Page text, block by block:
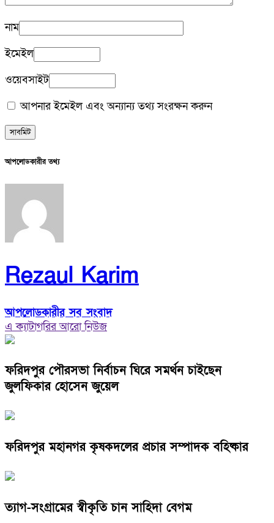
নাম
ইমেইল
ওয়েবসাইট
আপনার ইমেইল এবং অন্যান্য তথ্য সংরক্ষন করুন
আপলোডকারীর তথ্য
Rezaul Karim
আপলোডকারীর সব সংবাদ
এ ক্যাটাগরির আরো নিউজ
ফরিদপুর পৌরসভা নির্বাচন ঘিরে সমর্থন চাইছেন
জুলফিকার হোসেন জুয়েল
ফরিদপুর মহানগর কৃষকদলের প্রচার সম্পাদক বহিষ্কার
ত্যাগ-সংগ্রামের স্বীকৃতি চান সাহিদা বেগম